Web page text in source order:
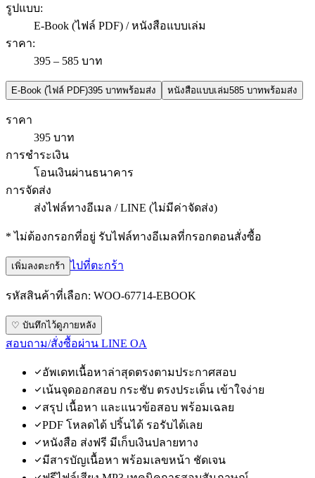
รูปแบบ:
E-Book (ไฟล์ PDF) / หนังสือแบบเล่ม
ราคา:
395 – 585 บาท
E-Book (ไฟล์ PDF)395 บาทพร้อมส่ง หนังสือแบบเล่ม585 บาทพร้อมส่ง
ราคา
395 บาท
การชำระเงิน
โอนเงินผ่านธนาคาร
การจัดส่ง
ส่งไฟล์ทางอีเมล / LINE (ไม่มีค่าจัดส่ง)
* ไม่ต้องกรอกที่อยู่ รับไฟล์ทางอีเมลที่กรอกตอนสั่งซื้อ
เพิ่มลงตะกร้า ไปที่ตะกร้า
รหัสสินค้าที่เลือก: WOO-67714-EBOOK
♡ บันทึกไว้ดูภายหลัง
สอบถาม/สั่งซื้อผ่าน LINE OA
อัพเดทเนื้อหาล่าสุดตรงตามประกาศสอบ
เน้นจุดออกสอบ กระชับ ตรงประเด็น เข้าใจง่าย
สรุป เนื้อหา และแนวข้อสอบ พร้อมเฉลย
PDF โหลดได้ ปริ้นได้ รอรับได้เลย
หนังสือ ส่งฟรี มีเก็บเงินปลายทาง
มีสารบัญเนื้อหา พร้อมเลขหน้า ชัดเจน